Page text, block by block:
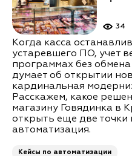
34
Когда касса
устаревшего ПО, учет
программах без
думает об открытии
кардинальная
Расскажем, какое
магазину Говядинка в
открыть еще две точки
автоматизация.
Кейсы по автоматизации